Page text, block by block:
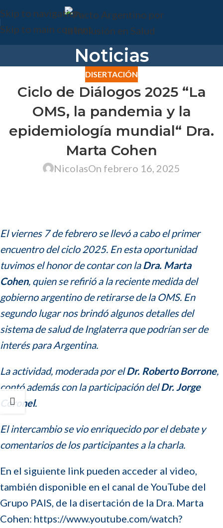
Skip to navigation
Skip to main content
Noticias
DISERTACIÓN
Ciclo de Diálogos 2025 “La
OMS, la pandemia y la
epidemiología mundial“ Dra.
Marta Cohen
NicolasOn febrero 16, 2025
El viernes 7 de febrero se llevó a cabo el primer
encuentro del ciclo 2025. En esta oportunidad
tuvimos el honor de contar con laDra. Marta
Cohen, quien se refirió a lareciente medida del
gobierno argentino de retirarse de la OMS. En
segundo lugar nos brindó algunos detalles del
sistema de salud de Inglaterra que podrían ser de
interés para Argentina.
La actividad, moderada por elDr. Roberto Borrone,
contó además con la participación delDr. Jorge
Coronel.
El intercambio se vio enriquecido por el debate y
comentarios de los participantes a la charla.
En el siguiente link pueden acceder al video,
también disponible en el canal de YouTube del
Grupo PAIS, de la disertación de la Dra. Marta
Cohen: https://www.youtube.com/watch?